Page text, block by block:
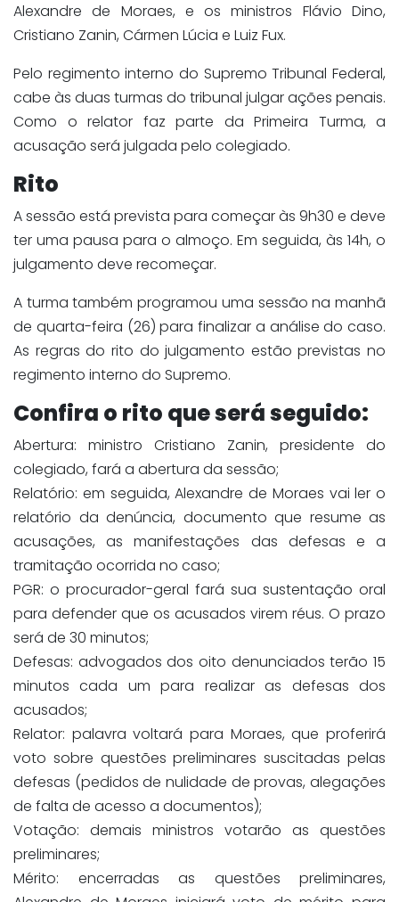
Alexandre de Moraes, e os ministros Flávio Dino,
Cristiano Zanin, Cármen Lúcia e Luiz Fux.
Pelo regimento interno do Supremo Tribunal Federal,
cabe às duas turmas do tribunal julgar ações penais.
Como o relator faz parte da Primeira Turma, a
acusação será julgada pelo colegiado.
Rito
A sessão está prevista para começar às 9h30 e deve
ter uma pausa para o almoço. Em seguida, às 14h, o
julgamento deve recomeçar.
A turma também programou uma sessão na manhã
de quarta-feira (26) para finalizar a análise do caso.
As regras do rito do julgamento estão previstas no
regimento interno do Supremo.
Confira o rito que será seguido:
Abertura: ministro Cristiano Zanin, presidente do
colegiado, fará a abertura da sessão;
Relatório: em seguida, Alexandre de Moraes vai ler o
relatório da denúncia, documento que resume as
acusações, as manifestações das defesas e a
tramitação ocorrida no caso;
PGR: o procurador-geral fará sua sustentação oral
para defender que os acusados virem réus. O prazo
será de 30 minutos;
Defesas: advogados dos oito denunciados terão 15
minutos cada um para realizar as defesas dos
acusados;
Relator: palavra voltará para Moraes, que proferirá
voto sobre questões preliminares suscitadas pelas
defesas (pedidos de nulidade de provas, alegações
de falta de acesso a documentos);
Votação: demais ministros votarão as questões
preliminares;
Mérito: encerradas as questões preliminares,